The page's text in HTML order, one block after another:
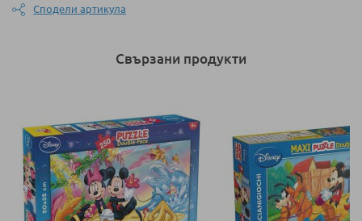
Сподели артикула
Свързани продукти